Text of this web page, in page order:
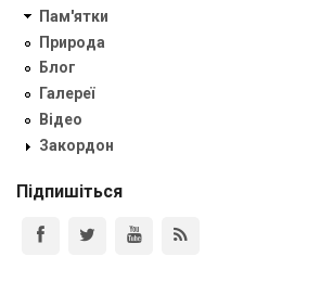
Пам'ятки
Природа
Блог
Галереї
Відео
Закордон
Підпишіться